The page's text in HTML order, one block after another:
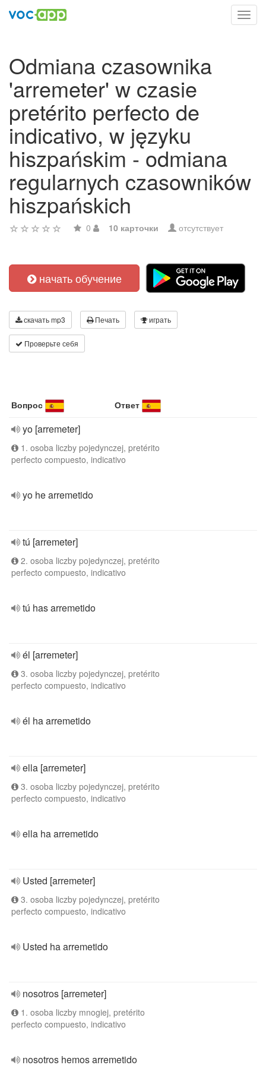
Odmiana czasownika
'arremeter' w czasie
pretérito perfecto de
indicativo, w języku
hiszpańskim - odmiana
regularnych czasowników
hiszpańskich
0 10 карточки отсутствует
начать обучение
скачать mp3 Печать играть
Проверьте себя
Вопрос Ответ
yo [arremeter]
1. osoba liczby pojedynczej, pretérito
perfecto compuesto, indicativo
yo he arremetido
tú [arremeter]
2. osoba liczby pojedynczej, pretérito
perfecto compuesto, indicativo
tú has arremetido
él [arremeter]
3. osoba liczby pojedynczej, pretérito
perfecto compuesto, indicativo
él ha arremetido
ella [arremeter]
3. osoba liczby pojedynczej, pretérito
perfecto compuesto, indicativo
ella ha arremetido
Usted [arremeter]
3. osoba liczby pojedynczej, pretérito
perfecto compuesto, indicativo
Usted ha arremetido
nosotros [arremeter]
1. osoba liczby mnogiej, pretérito
perfecto compuesto, indicativo
nosotros hemos arremetido